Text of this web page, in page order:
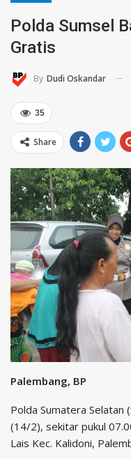
Polda Sumsel
Gratis
By Dudi Oskandar
35
Share
Palembang, BP
Polda Sumatera Selatan
(14/2), sekitar pukul
Lais Kec. Kalidoni,